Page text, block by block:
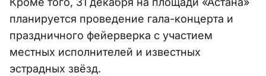
планируется проведение гала-концерта и
праздничного фейерверка с участием
местных исполнителей и известных
эстрадных звёзд.